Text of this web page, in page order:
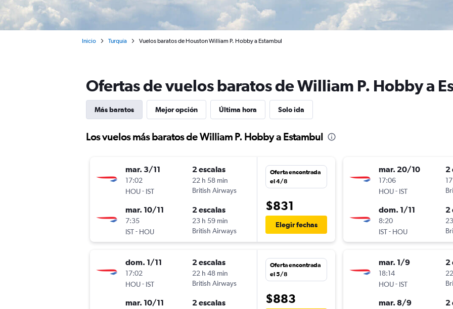
Inicio Turquía Vuelos baratos de Houston William P. Hobby a Estambul
Ofertas de vuelos baratos de William P. Hobby a
Más baratos Mejor opción Última hora Solo ida
Los vuelos más baratos de William P. Hobby a Estambul
mar. 3/11
17:02
HOU- IST
2 escalas
22 h 58 min
British Airways
mar. 10/11
7:35
IST- HOU
2 escalas
23 h 59 min
British Airways
Oferta encontrada
el 4/8
$831
Elegir fechas
dom. 1/11
17:02
HOU- IST
2 escalas
22 h 48 min
British Airways
mar. 10/11 2 escalas
Oferta encontrada
el 5/8
$883
mar. 20/10
17:06
HOU- IST
2
dom. 1/11
8:20
IST- HOU
2
mar. 1/9
18:14
HOU- IST
2
mar. 8/9 2